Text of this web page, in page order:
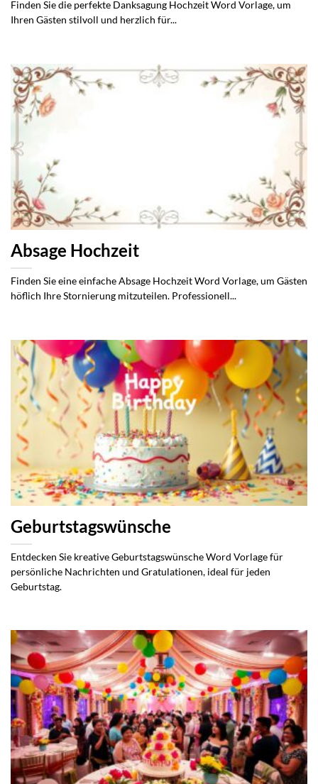
Finden Sie die perfekte Danksagung Hochzeit Word Vorlage, um
Ihren Gästen stilvoll und herzlich für...
Absage Hochzeit
Finden Sie eine einfache Absage Hochzeit Word Vorlage, um Gästen
höflich Ihre Stornierung mitzuteilen. Professionell...
Geburtstagswünsche
Entdecken Sie kreative Geburtstagswünsche Word Vorlage für
persönliche Nachrichten und Gratulationen, ideal für jeden
Geburtstag.